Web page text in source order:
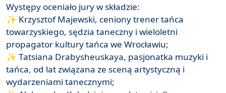
Występy oceniało jury w składzie:
✨ Krzysztof Majewski, ceniony trener tańca
towarzyskiego, sędzia taneczny i wieloletni
propagator kultury tańca we Wrocławiu;
✨ Tatsiana Drabysheuskaya, pasjonatka muzyki i
tańca, od lat związana ze sceną artystyczną i
wydarzeniami tanecznymi;